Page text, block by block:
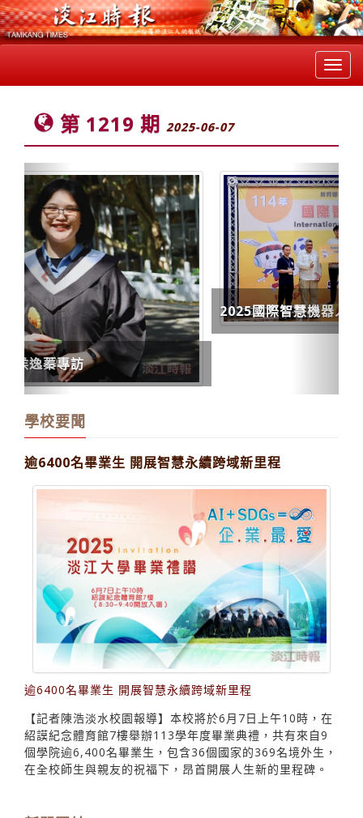
第 1219 期 2025-06-07
2025國際智慧機器人運動大賽
Previous Next
學校要聞
逾6400名畢業生 開展智慧永續跨域新里程
【記者陳浩淡水校園報導】本校將於6月7日上午10時，在
紹謨紀念體育館7樓舉辦113學年度畢業典禮，共有來自9
個學院逾6,400名畢業生，包含36個國家的369名境外生，
新聞圖片
更多